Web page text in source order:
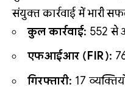
संयुक्त कार्रवाई में भारी
कुल कार्रवाई: 552 से
एफआईआर (FIR):
गिरफ्तारी: 17